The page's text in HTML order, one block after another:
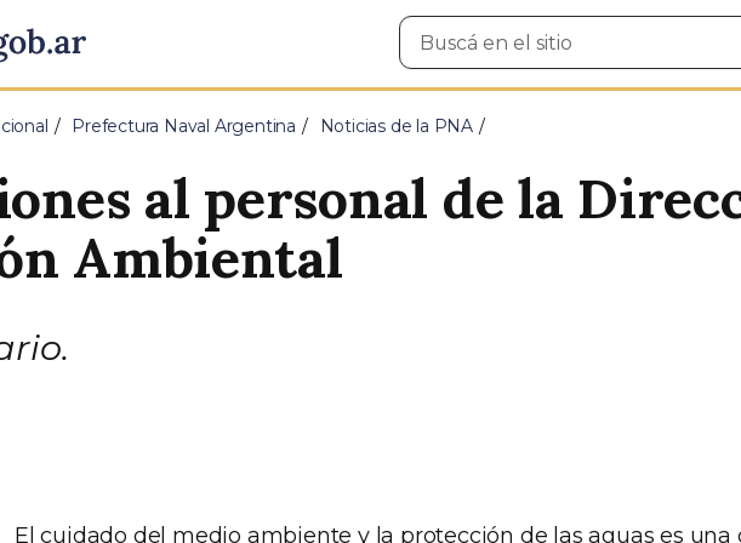
Buscar
en
Prefectura Naval Argentina Noticias de la PNA
al personal de la
Ambiental
El cuidado del medio ambiente y la protección de las aguas es una